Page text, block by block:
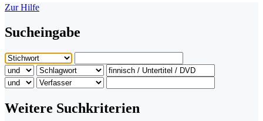
Zur Hilfe
Sucheingabe
Weitere Suchkriterien